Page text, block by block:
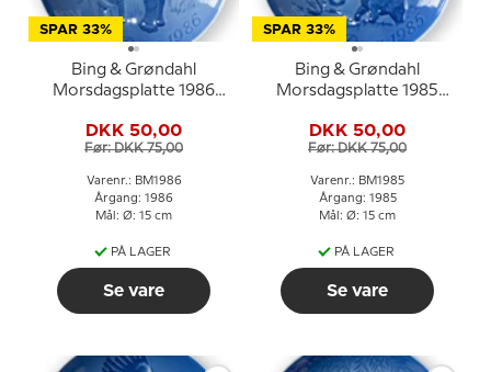
SPAR 33%
Bing & Grøndahl
Morsdagsplatte 1986
DKK 50,00
Før: DKK 75,00
Varenr.: BM1986
Årgang: 1986
Mål: Ø: 15 cm
PÅ LAGER
Se vare
SPAR 33%
Bing & Grøndahl
Morsdagsplatte 1985
DKK 50,00
Før: DKK 75,00
Varenr.: BM1985
Årgang: 1985
Mål: Ø: 15 cm
PÅ LAGER
Se vare